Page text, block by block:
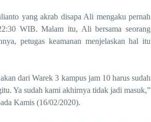
yang akrab disapa Ali mengaku pernah
WIB. Malam itu, Ali bersama seorang
, petugas keamanan menjelaskan hal itu
dari Warek 3 kampus jam 10 harus sudah
Ya sudah kami akhirnya tidak jadi masuk,”
Kamis (16/02/2020).